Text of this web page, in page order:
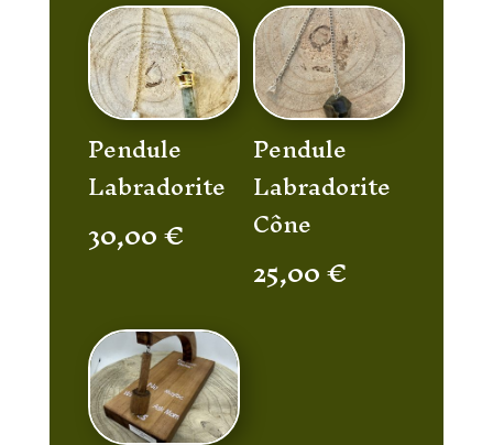
Pendule
Labradorite
30,00€
Pendule
Labradorite
Cône
25,00€